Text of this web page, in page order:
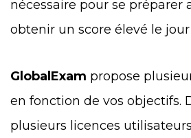
nécessaire pour se préparer
obtenir un score élevé le jour
GlobalExam propose
en fonction de vos objectifs.
plusieurs licences